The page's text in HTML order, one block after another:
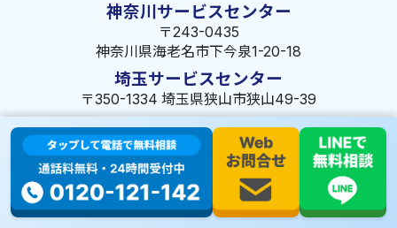
神奈川サービスセンター
〒243-0435
神奈川県海老名市下今泉1-20-18
埼玉サービスセンター
〒350-1334 埼玉県狭山市狭山49-39
千葉サービスセンター
〒264-0016
千葉県千葉市若葉区大宮町1288-7
茨城サービスセンター
〒309-1717 茨城県笠間市旭町322-2 102号